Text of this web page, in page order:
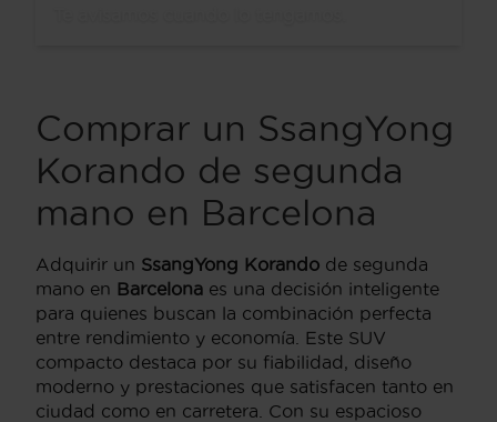
Comprar un SsangYong
Korando de segunda
mano en Barcelona
Adquirir un SsangYong Korando de segunda
mano en Barcelona es una decisión inteligente
para quienes buscan la combinación perfecta
entre rendimiento y economía. Este SUV
compacto destaca por su fiabilidad, diseño
moderno y prestaciones que satisfacen tanto en
ciudad como en carretera. Con su espacioso